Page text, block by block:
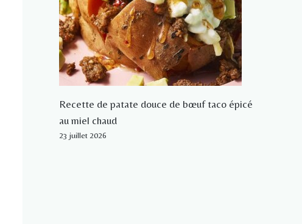
Recette de patate douce de bœuf taco épicé
au miel chaud
23 juillet 2026